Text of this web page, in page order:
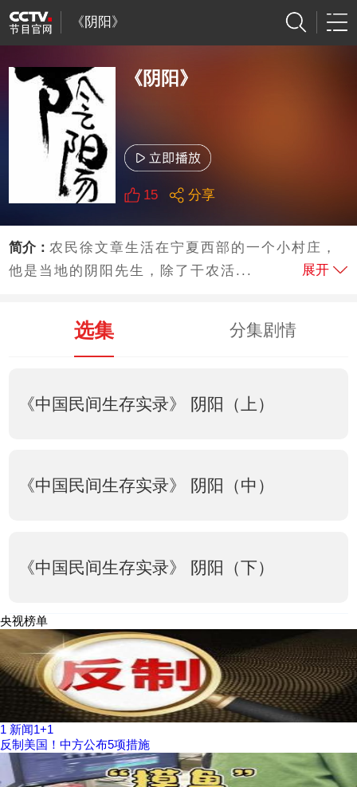
《阴阳》
《阴阳》
15 分享
简介：农民徐文章生活在宁夏西部的一个小村庄，
他是当地的阴阳先生，除了干农活...
展开
选集 分集剧情
《中国民间生存实录》 阴阳（上）
《中国民间生存实录》 阴阳（中）
《中国民间生存实录》 阴阳（下）
央视榜单
1 新闻1+1
反制美国！中方公布5项措施